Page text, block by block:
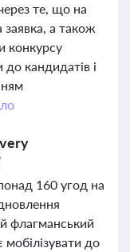
те, що на
а також
конкурсу
кандидатів і
160 угод на
флагманський
до